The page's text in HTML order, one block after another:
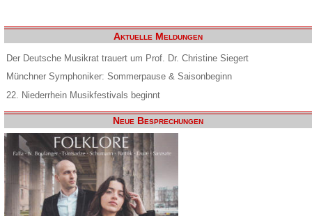
Aktuelle Meldungen
Der Deutsche Musikrat trauert um Prof. Dr. Christine Siegert
Münchner Symphoniker: Sommerpause & Saisonbeginn
22. Niederrhein Musikfestivals beginnt
Neue Besprechungen